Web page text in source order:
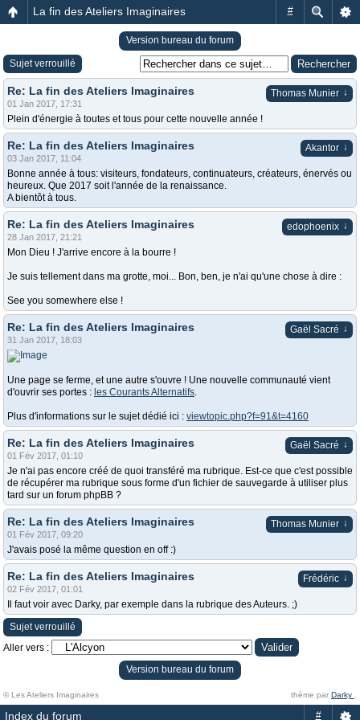
#
La fin des Ateliers Imaginaires
Version bureau du forum
Sujet verrouillé
Thomas Munier ↓
Re: La fin des Ateliers Imaginaires
01 Jan 2017, 17:31
Plein d'énergie à toutes et tous pour cette nouvelle année !
Akantor ↓
Re: La fin des Ateliers Imaginaires
03 Jan 2017, 11:04
Bonne année à tous: visiteurs, fondateurs, continuateurs, créateurs, énervés ou
heureux. Que 2017 soit l'année de la renaissance.
A bientôt à tous.
edophoenix ↓
Re: La fin des Ateliers Imaginaires
28 Jan 2017, 21:21
Mon Dieu ! J'arrive encore à la bourre !
Je suis tellement dans ma grotte, moi... Bon, ben, je n'ai qu'une chose à dire :
See you somewhere else !
Gaël Sacré ↓
Re: La fin des Ateliers Imaginaires
31 Jan 2017, 18:03
Une page se ferme, et une autre s'ouvre ! Une nouvelle communauté vient
d'ouvrir ses portes : les Courants Alternatifs.
Plus d'informations sur le sujet dédié ici : viewtopic.php?f=91&t=4160
Gaël Sacré ↓
Re: La fin des Ateliers Imaginaires
01 Fév 2017, 01:10
Je n'ai pas encore créé de quoi transféré ma rubrique. Est-ce que c'est possible
de récupérer ma rubrique sous forme d'un fichier de sauvegarde à utiliser plus
tard sur un forum phpBB ?
Thomas Munier ↓
Re: La fin des Ateliers Imaginaires
01 Fév 2017, 09:20
J'avais posé la même question en off :)
Frédéric ↓
Re: La fin des Ateliers Imaginaires
02 Fév 2017, 01:01
Il faut voir avec Darky, par exemple dans la rubrique des Auteurs. ;)
Sujet verrouillé
Aller vers :
Version bureau du forum
© Les Ateliers Imaginaires thème par Darky
Index du forum #